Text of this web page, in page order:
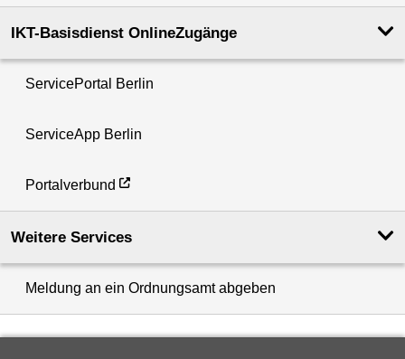
IKT-Basisdienst OnlineZugänge
ServicePortal Berlin
ServiceApp Berlin
Portalverbund
Weitere Services
Meldung an ein Ordnungsamt abgeben